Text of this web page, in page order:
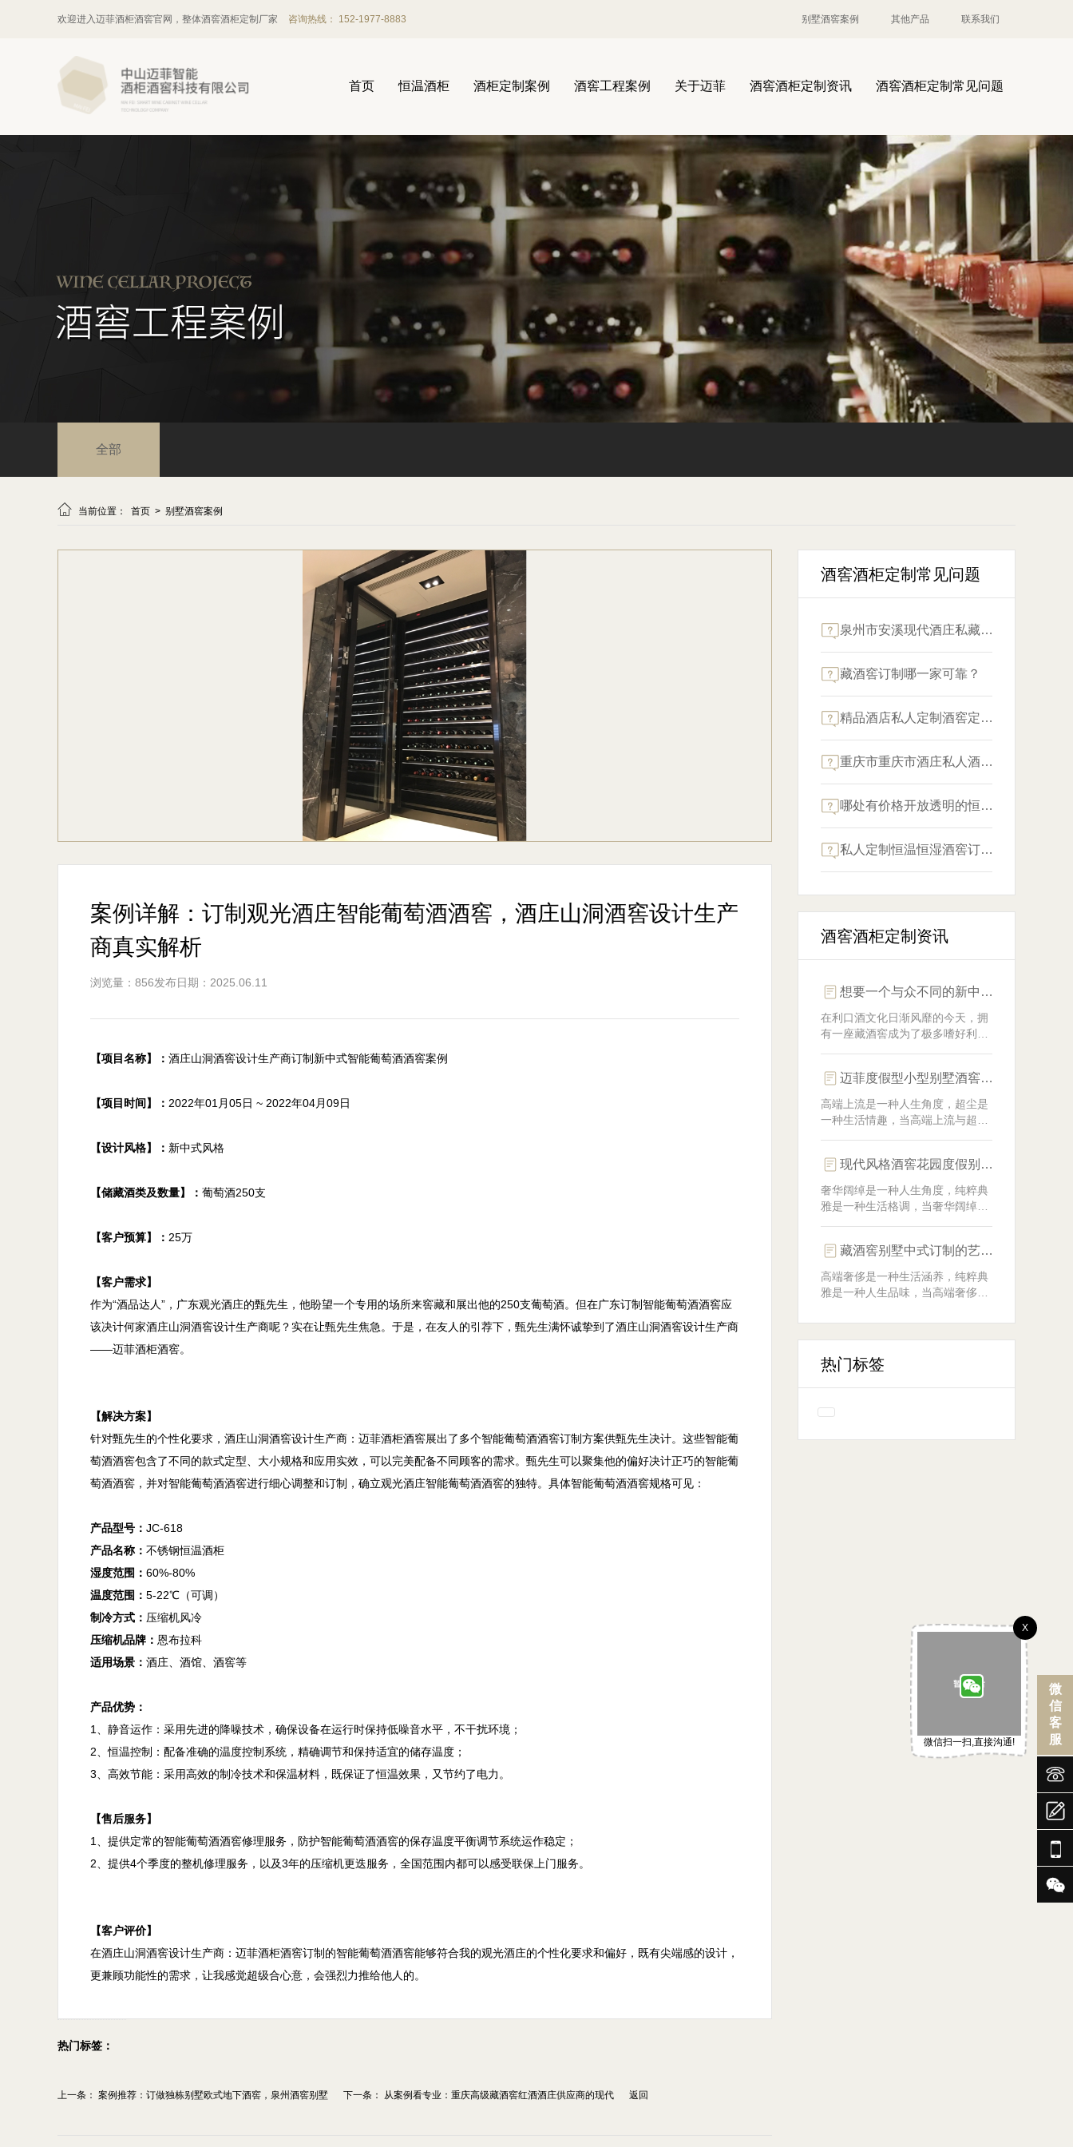
欢迎进入迈菲酒柜酒窖官网，整体酒窖酒柜定制厂家 咨询热线： 152-1977-8883 别墅酒窖案例 其他产品 联系我们
首页 恒温酒柜 酒柜定制案例 酒窖工程案例 关于迈菲 酒窖酒柜定制资讯 酒窖酒柜定制常见问题
全部
 当前位置： 首页 > 别墅酒窖案例
案例详解：订制观光酒庄智能葡萄酒酒窖，酒庄山洞酒窖设计生产
商真实解析
浏览量：856发布日期：2025.06.11
【项目名称】： 酒庄山洞酒窖设计生产商订制新中式智能葡萄酒酒窖案例
【项目时间】： 2022年01月05日 ~ 2022年04月09日
【设计风格】： 新中式风格
【储藏酒类及数量】： 葡萄酒250支
【客户预算】： 25万
【客户需求】
作为“酒品达人”，广东观光酒庄的甄先生，他盼望一个专用的场所来窖藏和展出他的250支葡萄酒。但在广东订制智能葡萄酒酒窖应
该决计何家酒庄山洞酒窖设计生产商呢？实在让甄先生焦急。于是，在友人的引荐下，甄先生满怀诚挚到了酒庄山洞酒窖设计生产商
——迈菲酒柜酒窖。
【解决方案】
针对甄先生的个性化要求，酒庄山洞酒窖设计生产商：迈菲酒柜酒窖展出了多个智能葡萄酒酒窖订制方案供甄先生决计。这些智能葡
萄酒酒窖包含了不同的款式定型、大小规格和应用实效，可以完美配备不同顾客的需求。甄先生可以聚集他的偏好决计正巧的智能葡
萄酒酒窖，并对智能葡萄酒酒窖进行细心调整和订制，确立观光酒庄智能葡萄酒酒窖的独特。具体智能葡萄酒酒窖规格可见：
产品型号：
产品名称：
湿度范围：
温度范围：
制冷方式：
压缩机品牌：
适用场景： 酒庄、酒馆、酒窖等
产品优势：
1、静音运作：采用先进的降噪技术，确保设备在运行时保持低噪音水平，不干扰环境；
2、恒温控制：配备准确的温度控制系统，精确调节和保持适宜的储存温度；
3、高效节能：采用高效的制冷技术和保温材料，既保证了恒温效果，又节约了电力。
【售后服务】
1、提供定常的智能葡萄酒酒窖修理服务，防护智能葡萄酒酒窖的保存温度平衡调节系统运作稳定；
2、提供4个季度的整机修理服务，以及3年的压缩机更迭服务，全国范围内都可以感受联保上门服务。
【客户评价】
在酒庄山洞酒窖设计生产商：迈菲酒柜酒窖订制的智能葡萄酒酒窖能够符合我的观光酒庄的个性化要求和偏好，既有尖端感的设计，
热门标签：
上一条： 案例推荐：订做独栋别墅欧式地下酒窖，泉州酒窖别墅
下一条： 从案例看专业：重庆高级藏酒窖红酒酒庄供应商的现代
返回
酒窖酒柜定制常见问题
泉州市安溪现代酒庄私藏恒湿酒窖定制耗费多少？
藏酒窖订制哪一家可靠？
精品酒店私人定制酒窖定做哪家可靠？
重庆市重庆市酒庄私人酒窖定制决计哪个靠谱？
哪处有价格开放透明的恒湿酒窖定制？
私人定制恒温恒湿酒窖订做价格标准是多少？
酒窖酒柜定制资讯
想要一个与众不同的新中式私藏豪华别墅藏酒窖？迈菲给您提供一站式解决方案
在利口酒文化日渐风靡的今天，拥
有一座藏酒窖成为了极多嗜好利口
里装修一座符合自己需求和风格的
藏酒窖呢？确实也懊恼着各位豪华
别墅业主——就像家住广东省豪华
别墅小区的郤总一样。
迈菲度假型小型别墅酒窖中式材料订做，为您的美酒提供一个完美的陈年空间
高端上流是一种人生角度，超尘是
一种生活情趣，当高端上流与超尘
这个为度假型小型别墅存贮酱香白
酒而订做的指定的空间里，每一处
都将展览着度假型小型别墅主人的
修为与学养。
现代风格酒窖花园度假别墅怎样设计才显得格调高雅？迈菲定做让您的葡萄酒有个好家
奢华阔绰是一种人生角度，纯粹典
雅是一种生活格调，当奢华阔绰与
恒湿酒窖。在这个为花园度假别墅
收藏葡萄酒而定做的指定的场合
里，每一处都将出展着花园度假别
墅主人的情操与涵养。
藏酒窖别墅中式订制的艺术，迈菲专业打造中式风格的葡萄酒家园
高端奢侈是一种生活涵养，纯粹典
雅是一种人生品味，当高端奢侈与
的尽情体会——别墅藏酒窖。在这
个为别墅窖藏葡萄酒而订制的特定
的场合里，每一处都将秀出着别墅
主人的品格与修养。
热门标签
微
信
客
服
X
微信扫一扫,直接沟通!




